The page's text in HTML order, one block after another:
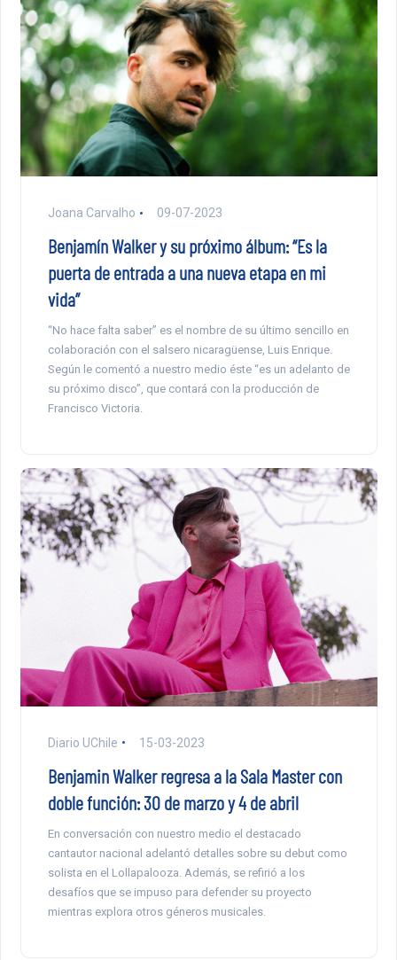
Joana Carvalho 09-07-2023
Benjamín Walker y su próximo álbum: “Es la
puerta de entrada a una nueva etapa en mi
vida”
“No hace falta saber” es el nombre de su último sencillo en
colaboración con el salsero nicaragüense, Luis Enrique.
Según le comentó a nuestro medio éste “es un adelanto de
su próximo disco”, que contará con la producción de
Francisco Victoria.
Diario UChile 15-03-2023
Benjamin Walker regresa a la Sala Master con
doble función: 30 de marzo y 4 de abril
En conversación con nuestro medio el destacado
cantautor nacional adelantó detalles sobre su debut como
solista en el Lollapalooza. Además, se refirió a los
desafíos que se impuso para defender su proyecto
mientras explora otros géneros musicales.